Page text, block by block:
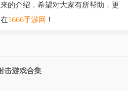
的介绍，希望对大家有所帮助，更
1666手游网 ！
击游戏合集